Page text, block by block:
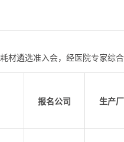
材遴选准入会，经医院专家综
报名公司 生产